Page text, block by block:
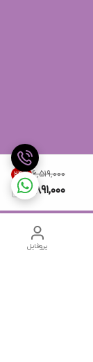
۶٬۵۱۹٬۰۰۰ 24%
4,891,000
پروفایل